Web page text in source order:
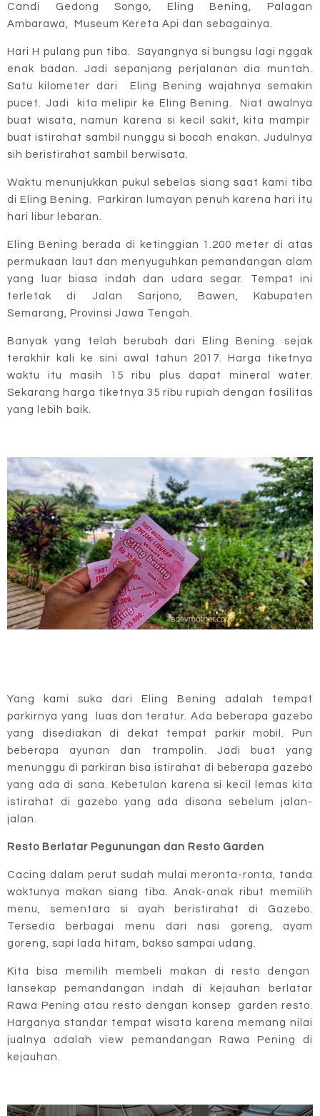
Candi Gedong Songo, Eling Bening, Palagan
Ambarawa, Museum Kereta Api dan sebagainya.
Hari H pulang pun tiba. Sayangnya si bungsu lagi nggak
enak badan. Jadi sepanjang perjalanan dia muntah.
Satu kilometer dari Eling Bening wajahnya semakin
pucet. Jadi kita melipir ke Eling Bening. Niat awalnya
buat wisata, namun karena si kecil sakit, kita mampir
buat istirahat sambil nunggu si bocah enakan. Judulnya
sih beristirahat sambil berwisata.
Waktu menunjukkan pukul sebelas siang saat kami tiba
di Eling Bening. Parkiran lumayan penuh karena hari itu
hari libur lebaran.
Eling Bening berada di ketinggian 1.200 meter di atas
permukaan laut dan menyuguhkan pemandangan alam
yang luar biasa indah dan udara segar. Tempat ini
terletak di Jalan Sarjono, Bawen, Kabupaten
Semarang, Provinsi Jawa Tengah.
Banyak yang telah berubah dari Eling Bening. sejak
terakhir kali ke sini awal tahun 2017. Harga tiketnya
waktu itu masih 15 ribu plus dapat mineral water.
Sekarang harga tiketnya 35 ribu rupiah dengan fasilitas
yang lebih baik.
Yang kami suka dari Eling Bening adalah tempat
parkirnya yang luas dan teratur. Ada beberapa gazebo
yang disediakan di dekat tempat parkir mobil. Pun
beberapa ayunan dan trampolin. Jadi buat yang
menunggu di parkiran bisa istirahat di beberapa gazebo
yang ada di sana. Kebetulan karena si kecil lemas kita
istirahat di gazebo yang ada disana sebelum jalan-
jalan.
Resto Berlatar Pegunungan dan Resto Garden
Cacing dalam perut sudah mulai meronta-ronta, tanda
waktunya makan siang tiba. Anak-anak ribut memilih
menu, sementara si ayah beristirahat di Gazebo.
Tersedia berbagai menu dari nasi goreng, ayam
goreng, sapi lada hitam, bakso sampai udang.
Kita bisa memilih membeli makan di resto dengan
lansekap pemandangan indah di kejauhan berlatar
Rawa Pening atau resto dengan konsep garden resto.
Harganya standar tempat wisata karena memang nilai
jualnya adalah view pemandangan Rawa Pening di
kejauhan.